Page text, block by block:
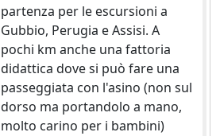
partenza per le escursioni a
Gubbio, Perugia e Assisi. A
pochi km anche una fattoria
didattica dove si può fare una
passeggiata con l'asino (non sul
dorso ma portandolo a mano,
molto carino per i bambini)